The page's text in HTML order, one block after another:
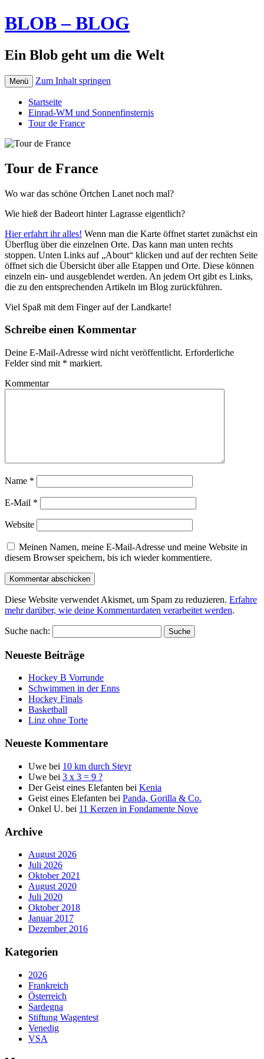
BLOB – BLOG
Ein Blob geht um die Welt
Menü Zum Inhalt springen
Startseite
Einrad-WM und Sonnenfinsternis
Tour de France
Tour de France
Wo war das schöne Örtchen Lanet noch mal?
Wie hieß der Badeort hinter Lagrasse eigentlich?
Hier erfahrt ihr alles! Wenn man die Karte öffnet startet zunächst ein
Überflug über die einzelnen Orte. Das kann man unten rechts
stoppen. Unten Links auf „About“ klicken und auf der rechten Seite
öffnet sich die Übersicht über alle Etappen und Orte. Diese können
einzeln ein- und ausgeblendet werden. An jedem Ort gibt es Links,
die zu den entsprechenden Artikeln im Blog zurückführen.
Viel Spaß mit dem Finger auf der Landkarte!
Schreibe einen Kommentar
Deine E-Mail-Adresse wird nicht veröffentlicht. Erforderliche
Felder sind mit * markiert.
Kommentar
Name *
E-Mail *
Website
Meinen Namen, meine E-Mail-Adresse und meine Website in
diesem Browser speichern, bis ich wieder kommentiere.
Diese Website verwendet Akismet, um Spam zu reduzieren. Erfahre
mehr darüber, wie deine Kommentardaten verarbeitet werden.
Suche nach:
Neueste Beiträge
Hockey B Vorrunde
Schwimmen in der Enns
Hockey Finals
Basketball
Linz ohne Torte
Neueste Kommentare
Uwe bei 10 km durch Steyr
Uwe bei 3 x 3 = 9 ?
Der Geist eines Elefanten bei Kenia
Geist eines Elefanten bei Panda, Gorilla & Co.
Onkel U. bei 11 Kerzen in Fondamente Nove
Archive
August 2026
Juli 2026
Oktober 2021
August 2020
Juli 2020
Oktober 2018
Januar 2017
Dezember 2016
Kategorien
2026
Frankreich
Österreich
Sardegna
Stiftung Wagentest
Venedig
VSA